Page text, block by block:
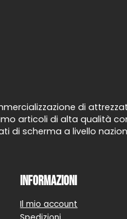
di
articoli di alta qualità
di scherma a livello
Informazioni
Il mio account